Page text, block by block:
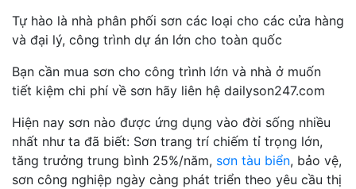
Tự hào là nhà phân phối sơn các loại cho các cửa hàng
và đại lý, công trình dự án lớn cho toàn quốc
Bạn cần mua sơn cho công trình lớn và nhà ở muốn
tiết kiệm chi phí về sơn hãy liên hệ dailyson247.com
Hiện nay sơn nào được ứng dụng vào đời sống nhiều
nhất như ta đã biết: Sơn trang trí chiếm tỉ trọng lớn,
tăng trưởng trung bình 25%/năm, sơn tàu biển, bảo vệ,
sơn công nghiệp ngày càng phát triển theo yêu cầu thị